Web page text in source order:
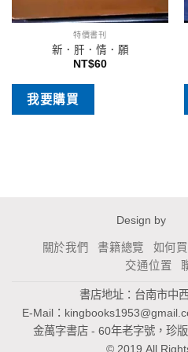
特價書刊
新．肝．情．願
NT$60
我要購買
Design by
關於我們 書籍總覽 如何
交通位置
書店地址：台南市中
E-Mail：
金萬字書店 - 60年老字號，珍
© 2019 All